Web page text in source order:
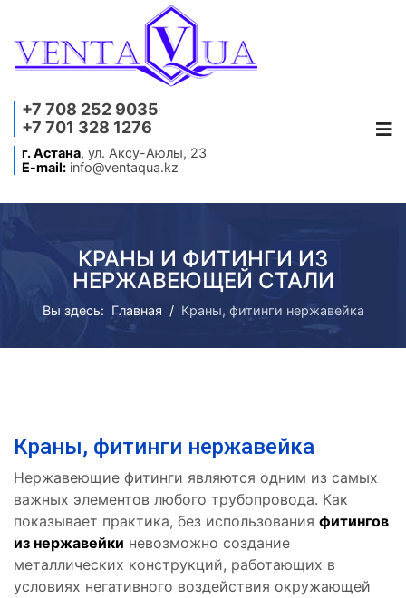
+7 708 252 9035
+7 701 328 1276
г. Астана, ул. Аксу-Аюлы, 23
E-mail: info@ventaqua.kz
КРАНЫ И ФИТИНГИ ИЗ
НЕРЖАВЕЮЩЕЙ СТАЛИ
Вы здесь: Главная Краны, фитинги нержавейка
Краны, фитинги нержавейка
Нержавеющие фитинги являются одним из самых
важных элементов любого трубопровода. Как
показывает практика, без использования фитингов
из нержавейки невозможно создание
металлических конструкций, работающих в
условиях негативного воздействия окружающей